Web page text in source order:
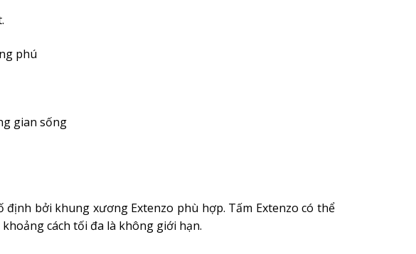
phú
gian sống
bởi khung xương Extenzo phù hợp. Tấm Extenzo có thể
cách tối đa là không giới hạn.